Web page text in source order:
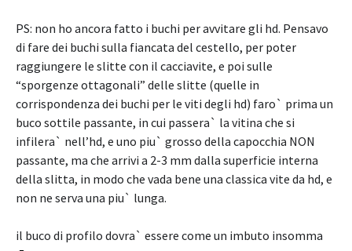
PS: non ho ancora fatto i buchi per avvitare gli hd. Pensavo
di fare dei buchi sulla fiancata del cestello, per poter
raggiungere le slitte con il cacciavite, e poi sulle
“sporgenze ottagonali” delle slitte (quelle in
corrispondenza dei buchi per le viti degli hd) faro` prima un
buco sottile passante, in cui passera` la vitina che si
infilera` nell’hd, e uno piu` grosso della capocchia NON
passante, ma che arrivi a 2-3 mm dalla superficie interna
della slitta, in modo che vada bene una classica vite da hd, e
non ne serva una piu` lunga.
il buco di profilo dovra` essere come un imbuto insomma